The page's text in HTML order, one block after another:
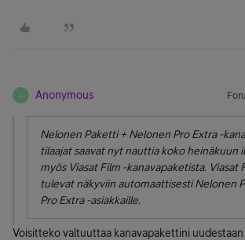
A Anonymous
Nelonen Paketti + Nelonen Pro Extra -
tilaajat saavat nyt nauttia koko heinäkuun
myös Viasat Film -kanavapaketista. Viasat
tulevat näkyviin automaattisesti Nelonen
Pro Extra -asiakkaille.
Voisitteko valtuuttaa kanavapakettini uudestaan